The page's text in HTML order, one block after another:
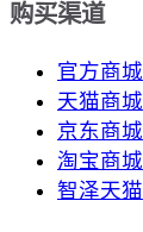
购买渠道
官方商城
天猫商城
京东商城
淘宝商城
智泽天猫